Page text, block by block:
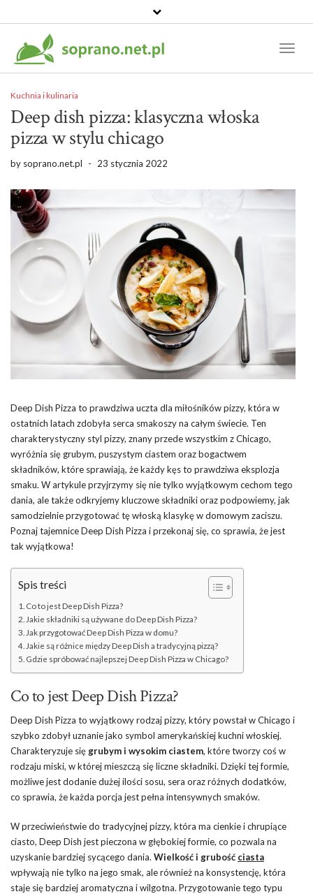
Kuchnia i kulinaria
Deep dish pizza: klasyczna włoska
pizza w stylu chicago
by soprano.net.pl - 23 stycznia 2022
Deep Dish Pizza to prawdziwa uczta dla miłośników pizzy, która w
ostatnich latach zdobyła serca smakoszy na całym świecie. Ten
charakterystyczny styl pizzy, znany przede wszystkim z Chicago,
wyróżnia się grubym, puszystym ciastem oraz bogactwem
składników, które sprawiają, że każdy kęs to prawdziwa eksplozja
smaku. W artykule przyjrzymy się nie tylko wyjątkowym cechom tego
dania, ale także odkryjemy kluczowe składniki oraz podpowiemy, jak
samodzielnie przygotować tę włoską klasykę w domowym zaciszu.
Poznaj tajemnice Deep Dish Pizza i przekonaj się, co sprawia, że jest
tak wyjątkowa!
Spis treści
Co to jest Deep Dish Pizza?
Jakie składniki są używane do Deep Dish Pizza?
Jak przygotować Deep Dish Pizza w domu?
Jakie są różnice między Deep Dish a tradycyjną pizzą?
Gdzie spróbować najlepszej Deep Dish Pizza w Chicago?
Co to jest Deep Dish Pizza?
Deep Dish Pizza to wyjątkowy rodzaj pizzy, który powstał w Chicago i
szybko zdobył uznanie jako symbol amerykańskiej kuchni włoskiej.
Charakteryzuje się grubym i wysokim ciastem, które tworzy coś w
rodzaju miski, w której mieszczą się liczne składniki. Dzięki tej formie,
możliwe jest dodanie dużej ilości sosu, sera oraz różnych dodatków,
co sprawia, że każda porcja jest pełna intensywnych smaków.
W przeciwieństwie do tradycyjnej pizzy, która ma cienkie i chrupiące
ciasto, Deep Dish jest pieczona w głębokiej formie, co pozwala na
uzyskanie bardziej sycącego dania. Wielkość i grubość ciasta
wpływają nie tylko na jego smak, ale również na konsystencję, która
staje się bardziej aromatyczna i wilgotna. Przygotowanie tego typu